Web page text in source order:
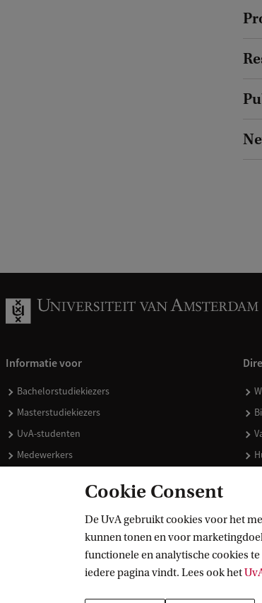
Informatie voor
Bachelorstudiekiezers
Masterstudiekiezers
UvA-studenten
Medewerkers
Schooldecanen en vakdocenten
Cookie Consent
De UvA gebruikt cookies voor het
kunnen tonen en voor
functionele en analytische cookies
iedere pagina vindt. Lees ook het